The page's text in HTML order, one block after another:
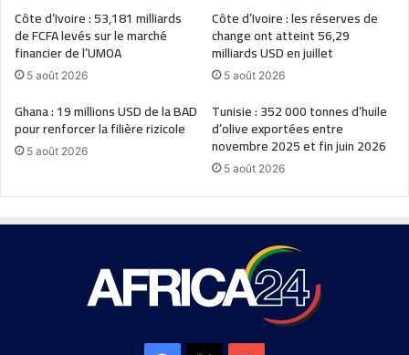
Côte d’Ivoire : 53,181 milliards
de FCFA levés sur le marché
financier de l’UMOA
5 août 2026
Côte d’Ivoire : les réserves de
change ont atteint 56,29
milliards USD en juillet
5 août 2026
Ghana : 19 millions USD de la BAD
pour renforcer la filière rizicole
5 août 2026
Tunisie : 352 000 tonnes d’huile
d’olive exportées entre
novembre 2025 et fin juin 2026
5 août 2026